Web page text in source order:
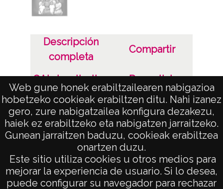
Web gune honek erabiltzailearen nabigazioa
hobetzeko cookieak erabiltzen ditu. Nahi izanez
gero, zure nabigatzailea konfigura dezakezu,
haiek ez erabiltzeko eta nabigatzen jarraitzeko.
Gunean jarraitzen baduzu, cookieak erabiltzea
onartzen duzu.
Este sitio utiliza cookies u otros medios para
mejorar la experiencia de usuario. Si lo desea,
puede configurar su navegador para rechazar
Descripción
completa
Compartir
OAI visualization Permalink
Aviso Legal
AVISO LEGAL
POLÍTICA DE PRIVACIDAD
ACCESIBILIDAD